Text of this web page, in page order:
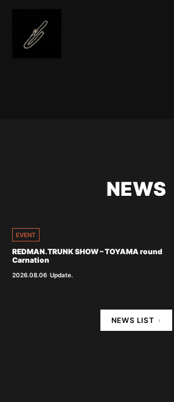
NEWS
EVENT
REDMAN.TRUNK SHOW – TOYAMA round
Carnation
2026.08.06 Update.
NEWS LIST